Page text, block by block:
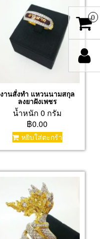
งานสั่งทำ แหวนนามสกุล
ลงยาฝังเพชร
น้ำหนัก 0 กรัม
฿0.00
หยิบใส่ตะกร้า
0